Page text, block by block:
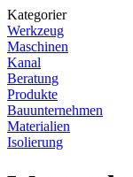
Kategorier
Werkzeug
Maschinen
Kanal
Beratung
Produkte
Bauunternehmen
Materialien
Isolierung